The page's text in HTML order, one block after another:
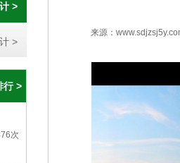
>
>
行 >
次
来源：